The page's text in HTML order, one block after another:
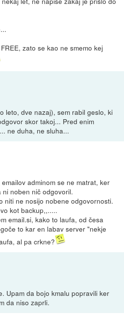
zato se kao ne smemo kej
leto, dve nazaj), sem rabil geslo, ki
skor takoj... Pred enim
ne duha, ne sluha...
adminom se ne matrat, ker
noben nič odgovoril.
niti ne nosijo nobene odgovornosti.
kot backup,,.....
email.si, kako to laufa, od česa
to kar en labav server "nekje
al pa crkne?
Upam da bojo kmalu popravili ker
da niso zaprli.